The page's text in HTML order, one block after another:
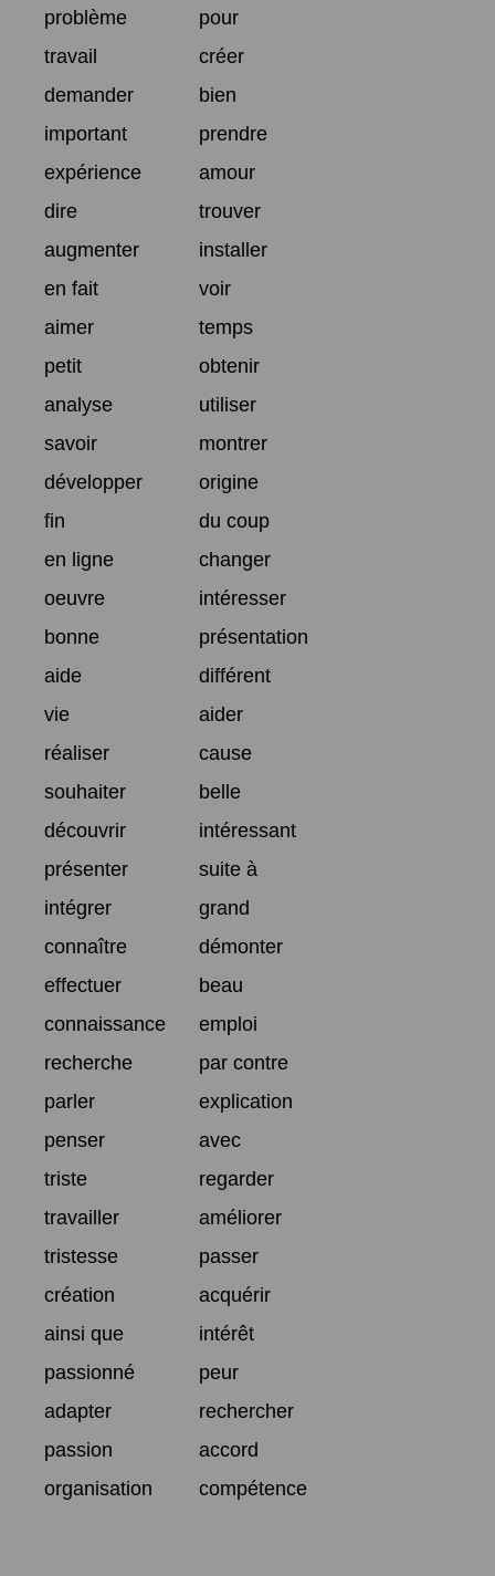
problème
pour
travail
créer
demander
bien
important
prendre
expérience
amour
dire
trouver
augmenter
installer
en fait
voir
aimer
temps
petit
obtenir
analyse
utiliser
savoir
montrer
développer
origine
fin
du coup
en ligne
changer
oeuvre
intéresser
bonne
présentation
aide
différent
vie
aider
réaliser
cause
souhaiter
belle
découvrir
intéressant
présenter
suite à
intégrer
grand
connaître
démonter
effectuer
beau
connaissance
emploi
recherche
par contre
parler
explication
penser
avec
triste
regarder
travailler
améliorer
tristesse
passer
création
acquérir
ainsi que
intérêt
passionné
peur
adapter
rechercher
passion
accord
organisation
compétence